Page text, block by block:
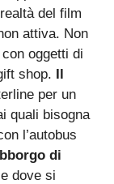
del film
attiva. Non
oggetti di
shop. Il
per un
quali bisogna
l’autobus
di
dove si